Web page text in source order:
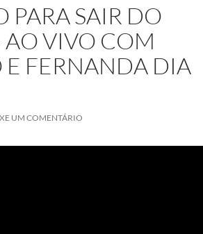
SAIR DO
AO VIVO COM
FERNANDA DIA
UM COMENTÁRIO